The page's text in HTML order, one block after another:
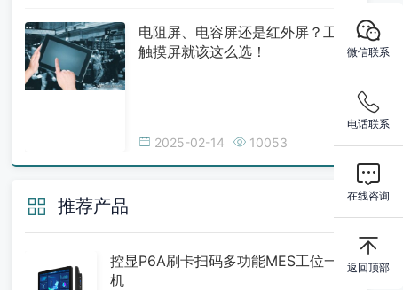
电阻屏、电容屏还是红外屏？工业
触摸屏就该这么选！
2025-02-14 10053
推荐产品
控显P6A刷卡扫码多功能MES工位一体
机
微信联系
电话联系
在线咨询
返回顶部